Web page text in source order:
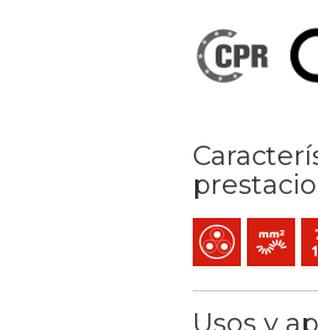
Multipolar
Usos y